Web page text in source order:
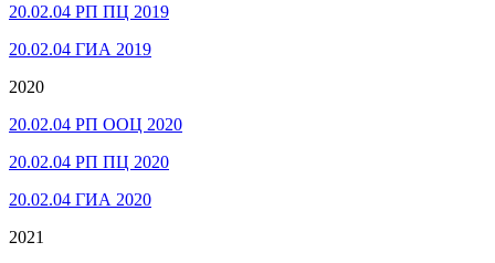
20.02.04 РП ПЦ 2019
20.02.04 ГИА 2019
2020
20.02.04 РП ООЦ 2020
20.02.04 РП ПЦ 2020
20.02.04 ГИА 2020
2021